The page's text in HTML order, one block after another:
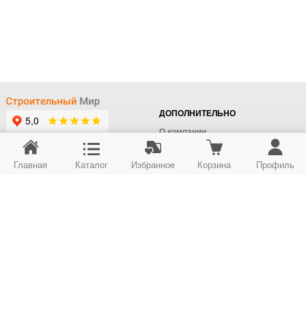
+7 (495) 414-22-76
ДОПОЛНИТЕЛЬНО
О компании
Доставка
Оплата
Главная Каталог Избранное Корзина Профиль